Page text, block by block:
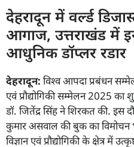
देहरादून में वर्ल्ड
आगाज, उत्तराखंड में
आधुनिक डॉप्लर रडार
देहरादून: विश्व आपदा प्रबंधन
एवं प्रौद्योगिकी सम्मेलन 2025 का
डॉ. जितेंद्र सिंह ने शिरकत की. इस
कुमार असवाल की बुक का विमोचन
विज्ञान एवं प्रौद्योगिकी के क्षेत्र में